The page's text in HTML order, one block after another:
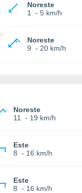
Noreste
1
- 5 km/h
Noreste
9 - 20 km/h
Noreste
11
- 19 km/h
Este
8 - 16 km/h
Este
8 - 16 km/h